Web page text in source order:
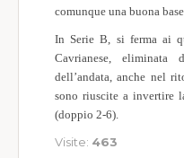
comunque una buona
In Serie B, si ferma ai
Cavrianese,
dell’andata, anche nel
sono riuscite a invertire
(doppio 2-6).
Visite: 463